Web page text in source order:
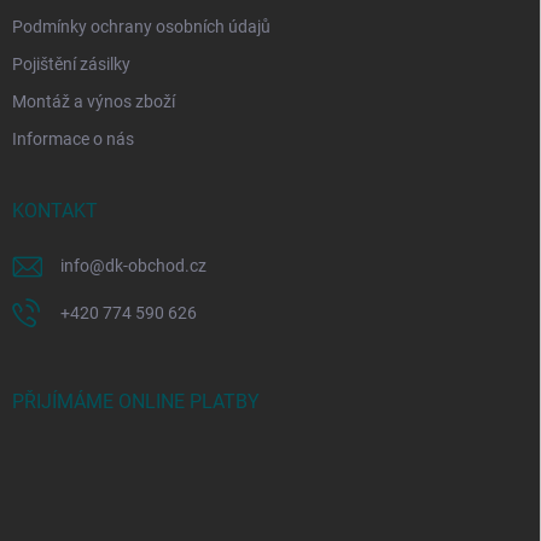
Podmínky ochrany osobních údajů
Pojištění zásilky
Montáž a výnos zboží
Informace o nás
KONTAKT
info@dk-obchod.cz
+420 774 590 626
PŘIJÍMÁME ONLINE PLATBY